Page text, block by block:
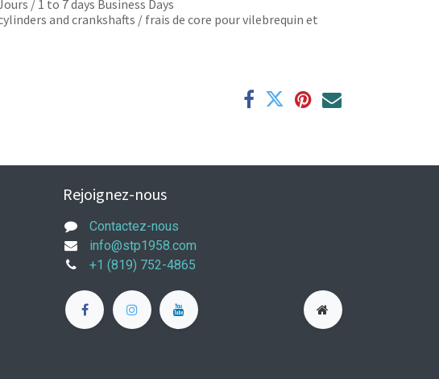
/ 1 to 7 days Business Days
and crankshafts / frais de core pour vilebrequin et
Rejoignez-nous
Contactez-nous
info@stp1958.com
+1 (819) 752-4865